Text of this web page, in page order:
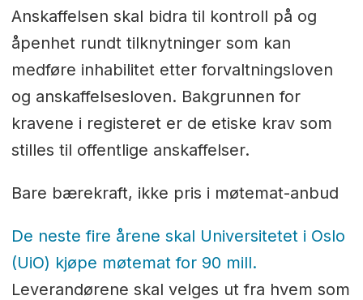
Anskaffelsen skal bidra til kontroll på og
åpenhet rundt tilknytninger som kan
medføre inhabilitet etter forvaltningsloven
og anskaffelsesloven. Bakgrunnen for
kravene i registeret er de etiske krav som
stilles til offentlige anskaffelser.
Bare bærekraft, ikke pris i møtemat-anbud
De neste fire årene skal Universitetet i Oslo
(UiO) kjøpe møtemat for 90 mill.
Leverandørene skal velges ut fra hvem som